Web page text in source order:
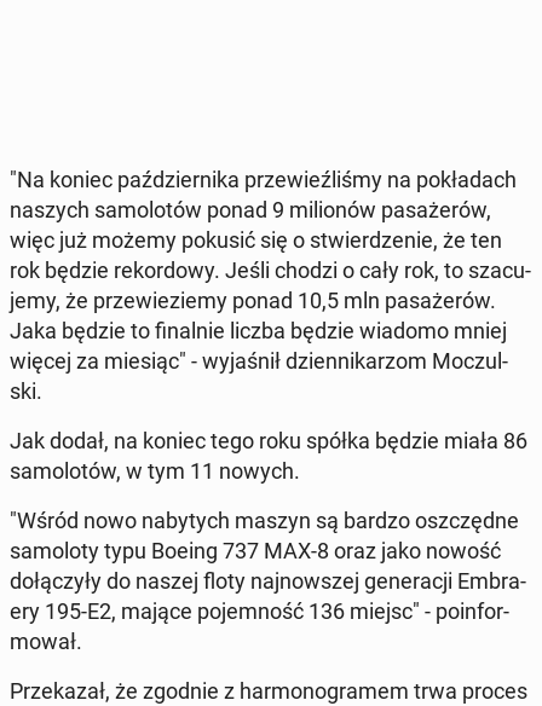
"Na koniec paź­dzier­ni­ka prze­wieź­li­śmy na po­kła­dach
naszych sa­mo­lo­tów ponad 9 mi­lio­nów pa­sa­że­rów,
więc już możemy pokusić się o stwier­dze­nie, że ten
rok będzie re­kor­do­wy. Jeśli chodzi o cały rok, to sza­cu­
je­my, że prze­wie­zie­my ponad 10,5 mln pa­sa­że­rów.
Jaka będzie to fi­nal­nie liczba będzie wiadomo mniej
więcej za miesiąc" - wy­ja­śnił dzien­ni­ka­rzom Mo­czul­
ski.
Jak dodał, na koniec tego roku spółka będzie miała 86
sa­mo­lo­tów, w tym 11 nowych.
"Wśród nowo na­by­tych maszyn są bardzo oszczęd­ne
sa­mo­lo­ty typu Boeing 737 MAX-8 oraz jako nowość
do­łą­czy­ły do naszej floty naj­now­szej ge­ne­ra­cji Em­bra­
ery 195-E2, mające po­jem­ność 136 miejsc" - po­in­for­
mo­wał.
Prze­ka­zał, że zgodnie z har­mo­no­gra­mem trwa proces